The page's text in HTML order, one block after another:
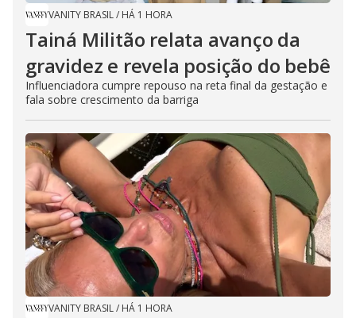
VANITY BRASIL/ HÁ 1 HORA
Tainá Militão relata avanço da
gravidez e revela posição do bebê
Influenciadora cumpre repouso na reta final da gestação e
fala sobre crescimento da barriga
VANITY BRASIL/ HÁ 1 HORA